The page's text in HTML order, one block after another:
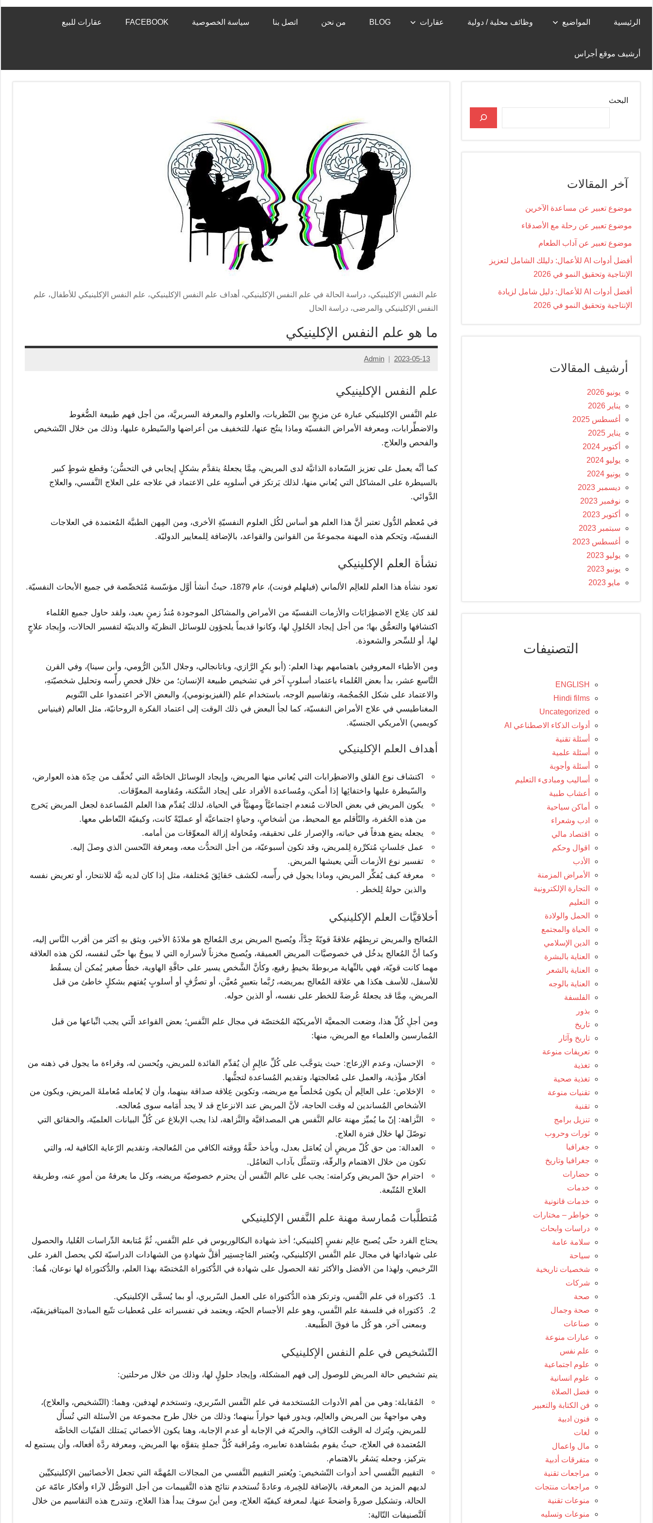
الرئيسية المواضيع وظائف محلية / دولية عقارات BLOG من نحن اتصل بنا سياسة الخصوصية FACEBOOK عقارات للبيع
أرشيف موقع أجراس
علم النفس الإكلينيكي، دراسة الحالة في علم النفس الإكلينيكي، أهداف علم النفس الإكلينيكي، علم النفس الإكلينيكي للأطفال، علم
النفس الإكلينيكي والمرضى، دراسة الحال
ما هو علم النفس الإكلينيكي
2023-05-13
Admin
علم النفس الإكلينيكي
علم النَّفس الإكلينيكي عبارة عن مزيجٍ بين النّظريات، والعلوم والمعرفة السريريَّة، من أجل فهم طبيعة الضُّغوط
والاضطِّرابات، ومعرفة الأمراض النفسيّة وماذا ينتُج عنها، للتخفيف من أعراضها والسّيطرة عليها، وذلك من خلال التّشخيص
والفحص والعلاج.
كما أنَّه يعمل على تعزيز السّعادة الذاتيَّة لدى المريض، مِمَّا يجعلهُ يتقدَّم بشكلٍ إيجابي في التحسُّن؛ وقطع شوطٍ كبير
بالسيطرة على المشاكل التي يُعاني منها، لذلك يَرتكز في أسلوبِه على الاعتماد في علاجه على العلاج النَّفسي، والعلاج
الدَّوائي.
في مُعظم الدُّول تعتبر أنَّ هذا العلم هو أساس لكُل العلوم النفسيّةِ الأخرى، ومن المِهن الطبيَّة المُعتمدة في العلاجات
النفسيّة، ويَحكم هذه المهنة مجموعةً من القوانين والقواعد، بالإضافة لِلمعايير الدوليّة.
نشأة العلم الإكلينيكي
تعود نشأة هذا العلم للعالِم الألماني (فيلهلم فونت)، عام 1879، حيثُ أنشأ أوَّل مؤسّسة مُتَخصِّصة في جميع الأبحاث النفسيّة.
لقد كان عِلاج الاضطِرَابَات والأزمات النفسيّة من الأمراض والمشاكل الموجودة مُنذُ زمنٍ بعيد، ولقد حاول جميع العُلماء
اكتشافها والتعمُّق بها؛ من أجل إيجاد الحُلولِ لها، وكانوا قديماً يلجؤون للوسائل النظريّة والدينيّة لتفسير الحالات، وإِيجاد علاجٍ
لها، أو للسِّحر والشعوذة.
ومن الأطباء المعروفين باهتمامهم بهذا العلم: (أبو بكرٍ الرَّازي، وباتانجالي، وجلال الدِّين الرُّومي، وأبن سينا)، وفي القرن
التَّاسع عشر، بدأ بعض العُلماء باعتماد أسلوبٍ آخر في تشخيص طبيعة الإنسان؛ من خلال فحصِ رأّسه وتحليل شخصيّتهِ،
والاعتماد على شكل الجُمجُمة، وتقاسيم الوجه، باستخدام علم (الفيزيونومي)، والبعض الآخر اعتمدوا على التّنويم
المغناطيسي في علاج الأمراض النفسيّة، كما لجأ البعض في ذلك الوقت إلى اعتماد الفكرة الروحانيّة، مثل العالم (فينياس
كويمبي) الأمريكي الجنسيّة.
أهداف العلم الإكلينيكي
اكتشاف نوع القلق والاضطِرابات التي يُعاني منها المريض، وإيجاد الوسائل الخاصَّة التي تُخفِّف من حِدّة هذه العوارض،
والسّيطرة عليها واختفائِها إذا أمكن، ومُساعدة الأفراد على إيجاد السَّكنة، ومُقاومة المعوِّقات.
يكون المريض في بعض الحالات مُنعدم اجتماعيَّاً ومهنيَّاً في الحياة، لذلك يُقدِّم هذا العلم المُساعدة لجعل المريض يَخرج
من هذه الحُفرة، والتّأقلم مع المحيط، من أشخاصٍ، وحياةٍ اجتماعيَّة أو عمليّةً كانت، وكيفيّة التّعاطي معها.
يجعله يضع هدفاً في حياته، والإصرار على تحقيقه، ومُحاولة إزالة المعوِّقات من أمامه.
عمل جَلساتٍ مُتكرِّرة لِلمريض، وقد تكون أسبوعيّة، من أجل التحدُّث معه، ومعرفة التّحسن الذي وصلَ إليه.
تفسير نوع الأزمات الّتي يعيشها المريض.
معرفة كيف يُفكِّر المريض، وماذا يجول في رأّسه، لكشف حَقائِقَ مُختلفة، مثل إذا كان لديه نيَّة للانتحار، أو تعريض نفسه
والذين حولهُ لِلخطر .
أخلاقيَّات العلم الإكلينيكي
المُعالج والمريض تربِطهُم علاقةً قويّةً جِدَّاً، ويُصبح المريض يرى المُعالج هو ملاذَهُ الأخير، ويثق بهِ أكثر من أقرب النَّاس إليه،
وكما أنَّ المُعالج يدخُل في خصوصيَّات المريض العميقة، ويُصبح مخزناً لأسراره التي لا يبوحُ بها حتّى لنفسه، لكن هذه العلاقة
مهما كانت قويّة، فهي بالنِّهاية مربوطةً بخيطٍ رفيع، وكأنَّ الشَّخص يسير على حافَّةِ الهاوية، خطأٌ صغير يُمكن أن يسقُط
للأسفل، للأسف هكذا هي علاقة المُعالج بمريضه، رُبَّما بتعبيرٍ مُعيَّن، أو تصرُّفٍ أو أسلوبٍ يُفتهم بشكلٍ خاطئ من قبل
المريض، مِمَّا قد يجعلهُ عُرضةً للخطر على نفسه، أو الذين حوله.
ومن أجلِ كُلِّ هذا، وضعت الجمعيَّة الأمريكيّة المُختصّة في مجال علم النَّفس؛ بعض القواعد الّتي يجب اتِّباعها من قبل
المُمارسين والعلماء مع المريض، منها:
الإحسان، وعدم الإزعاج: حيث يتوجَّب على كُلِّ عالِمٍ أن يُقدِّم الفائدة للمريض، ويُحسن له، وقراءة ما يجول في ذهنه من
أفكار مؤْذية، والعمل على مُعالجتها، وتقديم المُساعدة لتجنُّبها.
الإخلاص: على العالِم أن يكون مُخلصاً مع مريضه، وتكوين عِلاقة صداقة بينهما، وأن لا يُعامله مُعاملةَ المريض، ويكون من
الأشخاص المُساندين له وقت الحاجة، لأنَّ المريض عند الانزعاج قد لا يجد أَمَامه سوى مُعالجه.
النَّزاهة: إنّ ما يُميِّز مهنة عالم النَّفس هي المصداقيَّة والنَّزاهة، لذا يجب الإبلاغ عن كُلِّ البيانات العلميّة، والحقائق التي
توصّلَ لها خلال فترة العلاج.
العدالة: من حق كُلّ مريضٍ أن يُعامَل بعدل، ويأخذ حقَّهُ ووقته الكافي من المُعالجة، وتقديم الرّعاية الكافية له، والتي
تكون من خلال الاهتمام والرقّة، وتتمثَّل بآداب التعامُل.
احترام حقّ المريض وكرامته: يجب على عالم النَّفس أن يحترم خصوصيّة مريضه، وكل ما يعرفهُ من أمورٍ عنه، وطريقة
العلاج المُتّبعة.
مُتطلَّبات مُمارسة مهنة علم النَّفس الإكلينيكي
يحتاج الفرد حتّى يُصبح عالِم نفسٍ إكلينيكي؛ أخذ شهادة البكالوريوس في علم النَّفس، ثُمَّ مُتابعة الدِّراسات العُليا، والحصول
على شهاداتها في مجال علم النَّفس الإكلينيكي، ويُعتبر المَاجِستِير أقلَّ شهادةٍ من الشهادات الدراسيّة لكي يحصل الفرد على
التّرخيص، ولهذا من الأفضل والأكثر ثقة الحصول على شهادة في الدُّكتوراة المُختصّة بهذا العلم، والدُّكتوراة لها نوعان، هُما:
دُكتوراة في علم النَّفس، وترتكز هذه الدُّكتوراة على العمل السّريري، أو بما يُسمَّى الإكلينيكي.
دُكتوراة في فلسفة علم النَّفس، وهو علم الأجسام الحيّة، ويعتمد في تفسيراته على مُعطيات تتّبع المبادئ الميتافيزيقيّة،
وبمعنى آخر، هو كُل ما فوقَ الطّبيعة.
التّشخيص في علم النفس الإكلينيكي
يتم تشخيص حالة المريض للوصول إلى فهم المشكلة، وإيجاد حلولٍ لها، وذلك من خلال مرحلتين:
المُقابلة: وهي من أهم الأدوات المُستخدمة في علم النَّفس السّريري، وتستخدم لهدفين، وهما: (التّشخيص، والعلاج)،
وهي مواجهةٌ بين المريض والعالِم، ويدور فيها حواراً بينهما؛ وذلك من خلال طرح مجموعة من الأسئلة التي تُسأَل
للمريض، ويُترك له الوقت الكافِ، والحريّة في الإجابة أو عدم الإجابة، وهنا يكون الأخصائي يَمتلك الفنّيات الخاصَّة
المُعتمدة في العلاج، حيثُ يقوم بمُشاهدة تعابيره، ومُراقبة كُلَّ جملةٍ يتفوَّه بها المريض، ومعرفة ردَّة أفعاله، وأن يستمع له
بتركيز، وجعله يَشعُر بالاهتمام.
التقييم النَّفسي أحد أدوات التّشخيص: ويُعتبر التقييم النَّفسي من المجالات المُهمَّة التي تجعل الأخصائيين الإكلينيكيِّين
لديهم المزيد من المعرفة، بالإضافة للخِبرة، وعادةً تُستخدم نتائج هذه التَّقييمات من أجل التوصُّل لآراء وأفكار عامّة عن
الحالة، وتشكيل صورةً واضحةً عنها، لمعرفة كيفيّة العلاج، ومن أينَ سوفَ يبدأ هذا العلاج، وتندرج هذه التقاسيم من خلال
اَلتَّصنيفات التّالية:
البحث
آخر المقالات
موضوع تعبير عن مساعدة الآخرين
موضوع تعبير عن رحلة مع الأصدقاء
موضوع تعبير عن آداب الطعام
أفضل أدوات AI للأعمال: دليلك الشامل لتعزيز
الإنتاجية وتحقيق النمو في 2026
أفضل أدوات AI للأعمال: دليل شامل لزيادة
الإنتاجية وتحقيق النمو في 2026
أرشيف المقالات
يونيو 2026
يناير 2026
أغسطس 2025
يناير 2025
أكتوبر 2024
يوليو 2024
يونيو 2024
ديسمبر 2023
نوفمبر 2023
أكتوبر 2023
سبتمبر 2023
أغسطس 2023
يوليو 2023
يونيو 2023
مايو 2023
التصنيفات
ENGLISH
Hindi films
Uncategorized
أدوات الذكاء الاصطناعي AI
أسئلة تقنية
أسئلة علمية
أسئلة وأجوبة
أساليب ومبادىء التعليم
أعشاب طبية
أماكن سياحية
ادب وشعراء
اقتصاد مالي
اقوال وحكم
الأدب
الأمراض المزمنة
التجارة الإلكترونية
التعليم
الحمل والولادة
الحياة والمجتمع
الدين الإسلامي
العناية بالبشرة
العناية بالشعر
العناية بالوجه
الفلسفة
بذور
تاريخ
تاريخ وآثار
تعريفات منوعة
تغذية
تغذية صحية
تقنيات منوعة
تقنية
تنزيل برامج
ثورات وحروب
جغرافيا
جغرافيا وتاريخ
حضارات
خدمات
خدمات قانونية
خواطر – مختارات
دراسات وابحاث
سلامة عامة
سياحة
شخصيات تاريخية
شركات
صحة
صحة وجمال
صناعات
عبارات منوعة
علم نفس
علوم اجتماعية
علوم انسانية
فضل الصلاة
فن الكتابة والتعبير
فنون ادبية
لغات
مال واعمال
متفرقات أدبية
مراجعات تقنية
مراجعات منتجات
منوعات تقنية
منوعات وتسليه